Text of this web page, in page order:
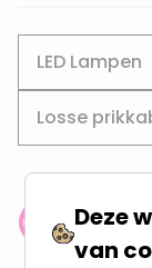
LED Lampen
Losse
meer dan
Deze
van